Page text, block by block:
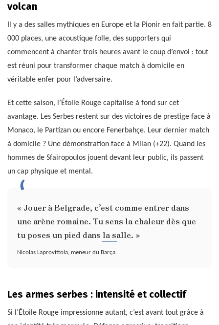
volcan
Il y a des salles mythiques en Europe et la Pionir en fait partie. 8
000 places, une acoustique folle, des supporters qui
commencent à chanter trois heures avant le coup d’envoi : tout
est réuni pour transformer chaque match à domicile en
véritable enfer pour l’adversaire.
Et cette saison, l’Étoile Rouge capitalise à fond sur cet
avantage. Les Serbes restent sur des victoires de prestige face à
Monaco, le Partizan ou encore Fenerbahçe. Leur dernier match
à domicile ? Une démonstration face à Milan (+22). Quand les
hommes de Sfairopoulos jouent devant leur public, ils passent
un cap physique et mental.
« Jouer à Belgrade, c’est comme entrer dans
une arène romaine. Tu sens la chaleur dès que
tu poses un pied dans la salle. »
Nicolas Laprovittola, meneur du Barça
Les armes serbes : intensité et collectif
Si l’Étoile Rouge impressionne autant, c’est avant tout grâce à